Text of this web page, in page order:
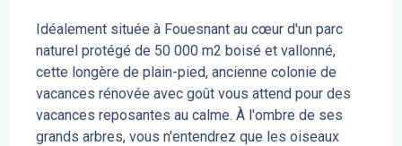
Idéalement située à Fouesnant au cœur d'un parc
naturel protégé de 50 000 m2 boisé et vallonné,
cette longère de plain-pied, ancienne colonie de
vacances rénovée avec goût vous attend pour des
vacances reposantes au calme. À l'ombre de ses
grands arbres, vous n'entendrez que les oiseaux